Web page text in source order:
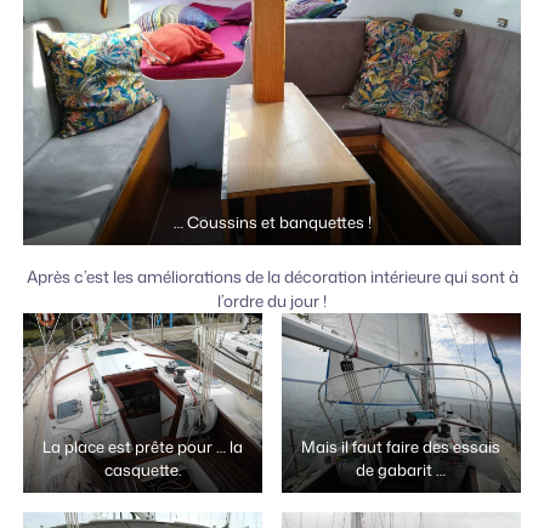
… Coussins et banquettes !
Après c’est les améliorations de la décoration intérieure qui sont à
l’ordre du jour !
La place est prête pour … la
casquette.
Mais il faut faire des essais
de gabarit …